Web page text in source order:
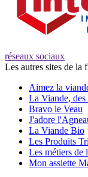
réseaux sociaux
Les autres sites de
Aimez la
La Viande, des
Bravo le Veau
J'adore
La Viande Bio
Les Produits
Les métiers de
Mon assiette